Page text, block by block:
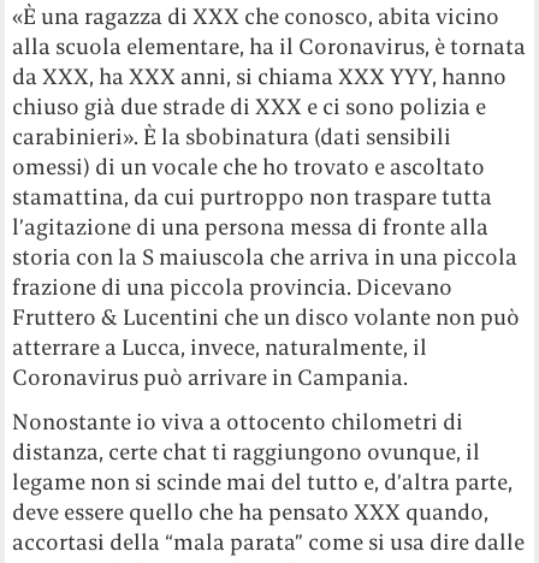
«È una ragazza di XXX che conosco, abita vicino
alla scuola elementare, ha il Coronavirus, è tornata
da XXX, ha XXX anni, si chiama XXX YYY, hanno
chiuso già due strade di XXX e ci sono polizia e
carabinieri». È la sbobinatura (dati sensibili
omessi) di un vocale che ho trovato e ascoltato
stamattina, da cui purtroppo non traspare tutta
l’agitazione di una persona messa di fronte alla
storia con la S maiuscola che arriva in una piccola
frazione di una piccola provincia. Dicevano
Fruttero & Lucentini che un disco volante non può
atterrare a Lucca, invece, naturalmente, il
Coronavirus può arrivare in Campania.
Nonostante io viva a ottocento chilometri di
distanza, certe chat ti raggiungono ovunque, il
legame non si scinde mai del tutto e, d’altra parte,
deve essere quello che ha pensato XXX quando,
accortasi della “mala parata” come si usa dire dalle